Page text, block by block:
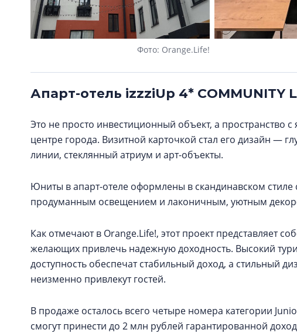
Фото: Orange.Life!
Апарт-отель izzziUp 4* COMMUNITY
Это не просто инвестиционный объект, а пространство
центре города. Визитной карточкой стал его дизайн —
линии, стеклянный атриум и арт-объекты.
Юниты в апарт-отеле оформлены в скандинавском
продуманным освещением и лаконичным, уютным
Как отмечают в Orange.Life!, этот проект представляет
желающих привлечь надежную доходность. Высокий
доступность обеспечат стабильный доход, а стильный
неизменно привлекут гостей.
В продаже осталось всего четыре номера категории
смогут принести до 2 млн рублей гарантированной